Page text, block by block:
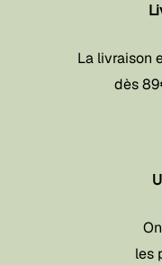
La livraison
dès
les